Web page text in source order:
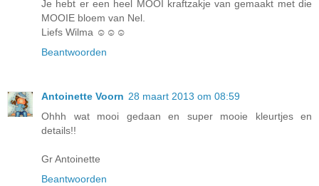
Je hebt er een heel MOOI kraftzakje van gemaakt met die
MOOIE bloem van Nel.
Liefs Wilma ☺☺☺
Beantwoorden
Antoinette Voorn 28 maart 2013 om 08:59
Ohhh wat mooi gedaan en super mooie kleurtjes en
details!!
Gr Antoinette
Beantwoorden